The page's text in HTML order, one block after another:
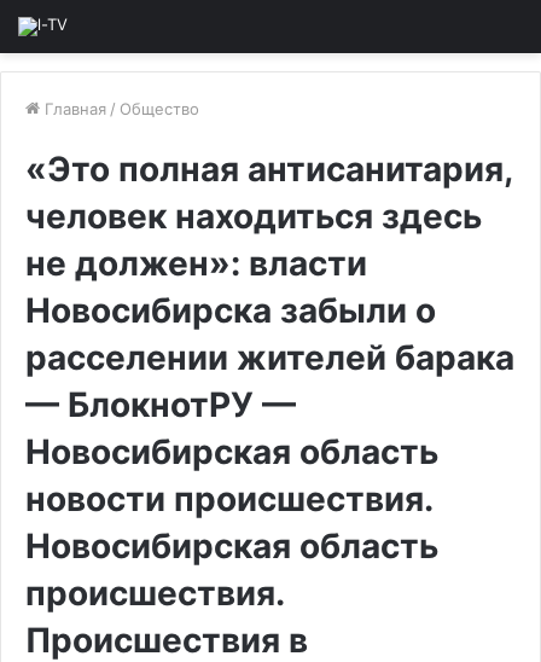
Главная / Общество
«Это полная антисанитария,
человек находиться здесь
не должен»: власти
Новосибирска забыли о
расселении жителей барака
— БлокнотРУ —
Новосибирская область
новости происшествия.
Новосибирская область
происшествия.
Происшествия в